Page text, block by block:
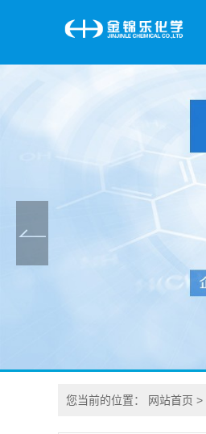
您当前的位置： 网站首页 >